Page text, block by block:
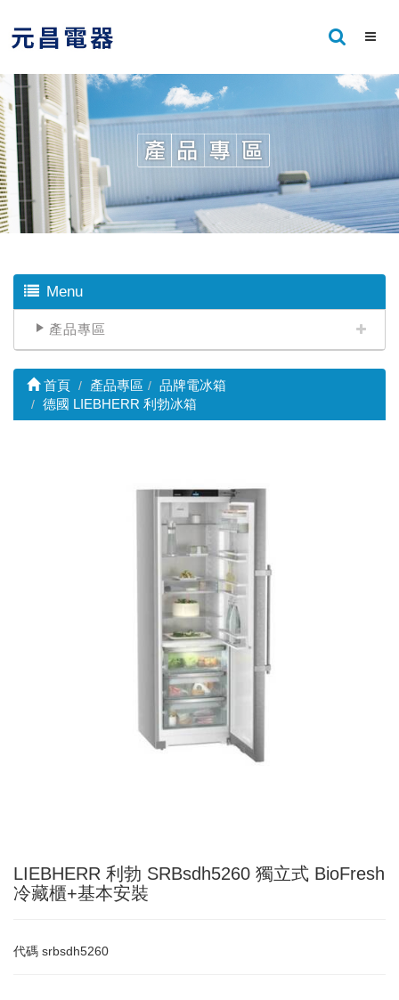
Menu
產品專區
首頁 產品專區
品牌電冰箱
德國 LIEBHERR 利勃冰箱
LIEBHERR 利勃 SRBsdh5260 獨立式 BioFresh
冷藏櫃+基本安裝
代碼 srbsdh5260